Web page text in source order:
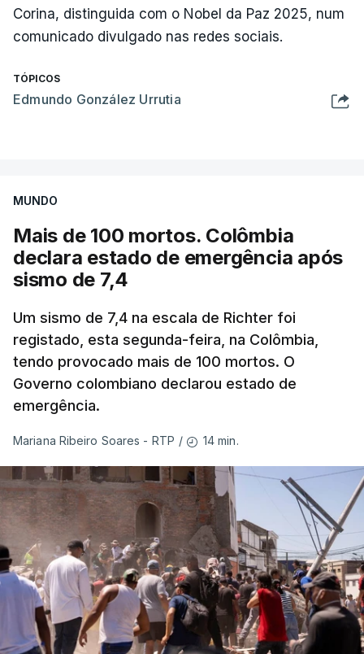
Corina, distinguida com o Nobel da Paz 2025, num
comunicado divulgado nas redes sociais.
TÓPICOS
Edmundo González Urrutia
MUNDO
Mais de 100 mortos. Colômbia
declara estado de emergência após
sismo de 7,4
Um sismo de 7,4 na escala de Richter foi
registado, esta segunda-feira, na Colômbia,
tendo provocado mais de 100 mortos. O
Governo colombiano declarou estado de
emergência.
Mariana Ribeiro Soares - RTP / 14 min.